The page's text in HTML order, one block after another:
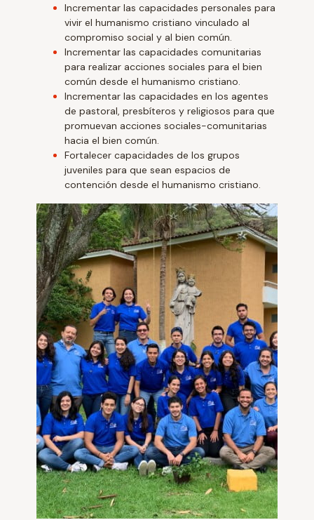
Incrementar las capacidades personales para
vivir el humanismo cristiano vinculado al
compromiso social y al bien común.
Incrementar las capacidades comunitarias
para realizar acciones sociales para el bien
común desde el humanismo cristiano.
Incrementar las capacidades en los agentes
de pastoral, presbíteros y religiosos para que
promuevan acciones sociales-comunitarias
hacia el bien común.
Fortalecer capacidades de los grupos
juveniles para que sean espacios de
contención desde el humanismo cristiano.